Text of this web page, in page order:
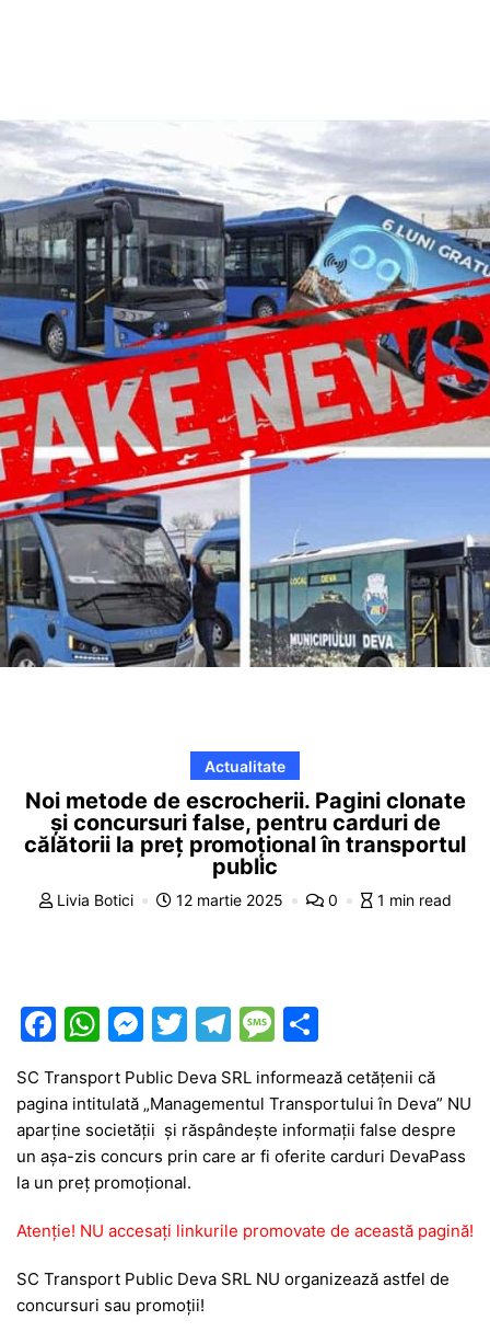
Actualitate
Noi metode de escrocherii. Pagini clonate
și concursuri false, pentru carduri de
călătorii la preț promoțional în transportul
public
Livia Botici 12 martie 2025 0 1 min read
F
c
e
b
o
o
k
W
at
s
A
p
p
M
e
s
s
e
n
g
er
T
itt
er
T
el
e
gr
a
M
e
s
s
a
e
ta
je
a
ă
SC Transport Public Deva SRL informează cetățenii că
pagina intitulată „Managementul Transportului în Deva” NU
aparține societății și răspândește informații false despre
un așa-zis concurs prin care ar fi oferite carduri DevaPass
la un preț promoțional.
Atenție! NU accesați linkurile promovate de această pagină!
SC Transport Public Deva SRL NU organizează astfel de
concursuri sau promoții!